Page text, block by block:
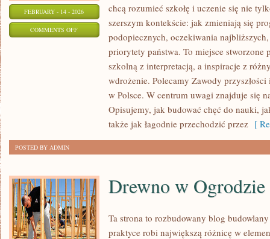
FEBRUARY - 14 - 2026
COMMENTS OFFON
PRZEDSZKOLNA
chcą rozumieć szkołę i uczenie się nie
szerszym kontekście: jak zmieniają się
podopiecznych, oczekiwania
priorytety państwa. To miejsce stworzone
szkolną z interpretacją, a inspiracje z
wdrożenie. Polecamy Zawody
w Polsce. W centrum uwagi znajduje się
Opisujemy, jak budować chęć do nauki,
także jak łagodnie przechodzić przez [
POSTED BY ADMIN
Drewno w Ogrodzie
Ta strona to rozbudowany blog
praktyce robi największą różnicę w